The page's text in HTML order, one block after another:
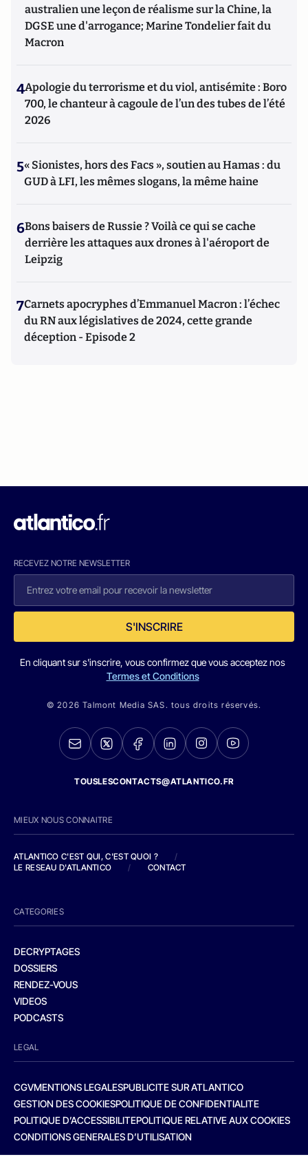
australien une leçon de réalisme sur la Chine, la
DGSE une d'arrogance; Marine Tondelier fait du
Macron
4Apologie du terrorisme et du viol, antisémite : Boro
700, le chanteur à cagoule de l’un des tubes de l’été
2026
5« Sionistes, hors des Facs », soutien au Hamas : du
GUD à LFI, les mêmes slogans, la même haine
6Bons baisers de Russie ? Voilà ce qui se cache
derrière les attaques aux drones à l'aéroport de
Leipzig
7Carnets apocryphes d’Emmanuel Macron : l’échec
du RN aux législatives de 2024, cette grande
déception - Episode 2
RECEVEZ NOTRE NEWSLETTER
S'INSCRIRE
En cliquant sur s'inscrire, vous confirmez que vous acceptez nos
Termes et Conditions
© 2026 Talmont Media SAS. tous droits réservés.
TOUSLESCONTACTS@ATLANTICO.FR
MIEUX NOUS CONNAITRE
ATLANTICO C'EST QUI, C'EST QUOI ?
/
LE RESEAU D'ATLANTICO
/ CONTACT
CATEGORIES
DECRYPTAGES
DOSSIERS
RENDEZ-VOUS
VIDEOS
PODCASTS
LEGAL
CGVMENTIONS LEGALESPUBLICITE SUR ATLANTICO
GESTION DES COOKIESPOLITIQUE DE CONFIDENTIALITE
POLITIQUE D’ACCESSIBILITEPOLITIQUE RELATIVE AUX COOKIES
CONDITIONS GENERALES D’UTILISATION